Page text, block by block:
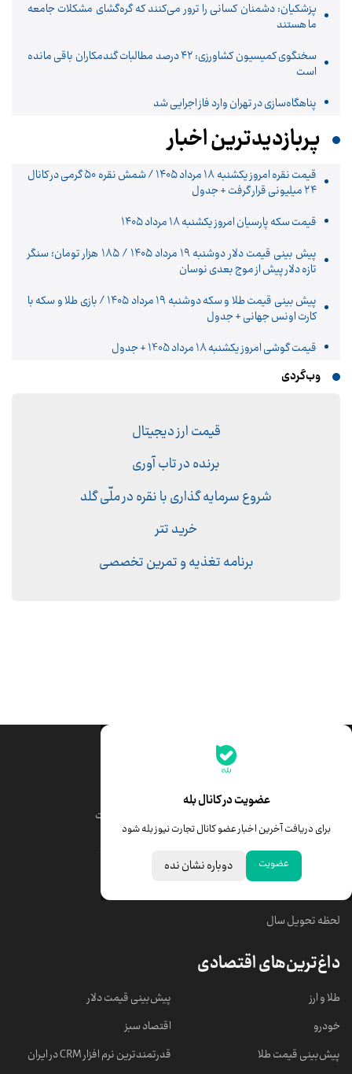
پزشکیان: دشمنان کسانی را ترور می‌کنند که گره‌گشای مشکلات جامعه
ما هستند
سخنگوی کمیسیون کشاورزی: ۴۲ درصد مطالبات گندمکاران باقی مانده
است
پناهگاه‌سازی در تهران وارد فاز اجرایی شد
پربازدیدترین اخبار
قیمت نقره امروز یکشنبه ۱۸ مرداد ۱۴۰۵ / شمش نقره ۵۰ گرمی در کانال
۲۴ میلیونی قرار گرفت + جدول
قیمت سکه پارسیان امروز یکشنبه ۱۸ مرداد ۱۴۰۵
پیش‌ بینی قیمت دلار دوشنبه ۱۹ مرداد ۱۴۰۵ / ۱۸۵ هزار تومان؛ سنگر
تازه دلار پیش از موج بعدی نوسان
پیش‌ بینی قیمت طلا و سکه دوشنبه ۱۹ مرداد ۱۴۰۵ / بازی طلا و سکه با
کارت اونس جهانی + جدول
قیمت گوشی امروز یکشنبه 18 مرداد 1405 + جدول
وب‌گردی
قیمت ارز دیجیتال
برنده در تاب آوری
شروع سرمایه گذاری با نقره در ملّی گلد
خرید تتر
برنامه تغذیه و تمرین تخصصی
عضویت در کانال بله
برای دریافت آخرین اخبار عضو کانال تجارت نیوز بله شود
عضویت دوباره نشان نده
جدیدترین قیمت‌ها
قیمت درهم امارات
خبرهای مهم
لحظه تحویل سال
داغ‌ترین‌های اقتصادی
طلا و ارز
خودرو
پیش‌بینی قیمت طلا
پیش‌بینی قیمت دلار
اقتصاد سبز
قدرتمندترین نرم‌ افزار CRM در ایران